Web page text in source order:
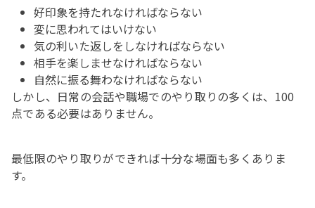
好印象を持たれなければならない
変に思われてはいけない
気の利いた返しをしなければならない
相手を楽しませなければならない
自然に振る舞わなければならない
しかし、日常の会話や職場でのやり取りの多くは、100
点である必要はありません。
最低限のやり取りができれば十分な場面も多くありま
す。